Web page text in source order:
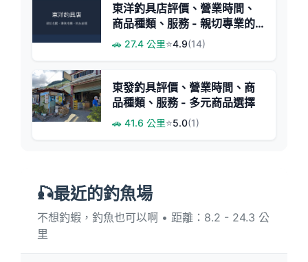
東洋釣具店評價、營業時間、
商品種類、服務 - 親切專業的
在地釣具店
🚗 27.4 公里⭐4.9(14)
東發釣具評價、營業時間、商
品種類、服務 - 多元商品選擇
🚗 41.6 公里⭐5.0(1)
🎣最近的釣魚場
不想釣蝦，釣魚也可以啊 • 距離：8.2 - 24.3 公
里